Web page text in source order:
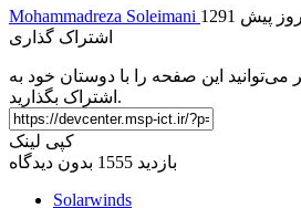
Mohammadreza Soleimani
1291 روز پیش
اشتراک گذاری
می‌توانید این صفحه را با دوستان خود به
اشتراک بگذارید.
کپی لینک
بازدید 1555
بدون دیدگاه
Solarwinds